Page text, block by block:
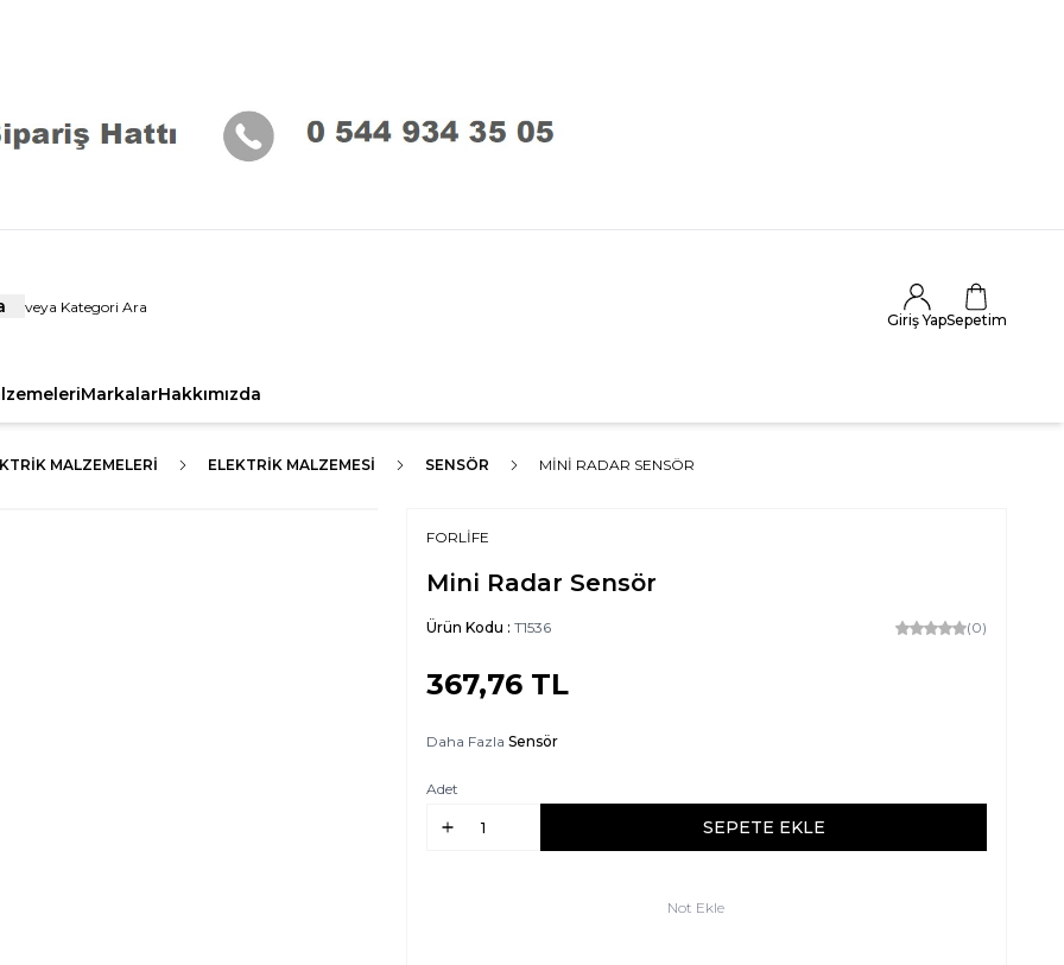
Giriş YapSepetim
MarkalarHakkımızda
MALZEMELERI ELEKTRIK MALZEMESI SENSÖR MINI RADAR SENSÖR
FORLİFE
Mini Radar Sensör
Ürün Kodu : T1536 (0)
367,76 TL
Daha Fazla Sensör
Adet
SEPETE EKLE
Not Ekle